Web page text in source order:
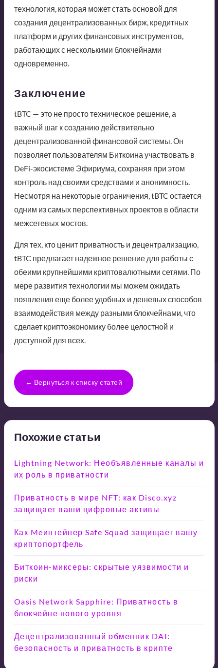
технология, которая может стать основой для
создания децентрализованных бирж, кредитных
платформ и других финансовых инструментов,
работающих с несколькими блокчейнами
одновременно.
Заключение
tBTC — это не просто техническое решение, а
важный шаг к созданию действительно
децентрализованной финансовой системы. Он
позволяет пользователям Биткоина участвовать в
DeFi-экосистеме Эфириума, сохраняя при этом
контроль над своими средствами и анонимность.
Несмотря на некоторые ограничения, tBTC остается
одним из самых перспективных проектов в области
межсетевых мостов.
Для тех, кто ценит приватность и децентрализацию,
tBTC предлагает надежное решение для работы с
обеими крупнейшими криптовалютными сетями. По
мере развития технологии мы можем ожидать
появления еще более удобных и дешевых способов
взаимодействия между разными блокчейнами, что
сделает криптоэкономику более целостной и
доступной для всех.
← Вернуться к списку статей
Похожие статьи
Lightning Network: Необъявленные каналы и
их роль в приватности
Приватность в мире NFT: как Disco.xyz
защищает ваши цифровые активы
Как Meинтейнер Safe Squad защищает вашу
криптопортфель
Биткоин-миксеры: скрытые уязвимости и
риски
Oasis Network Sapphire: Приватность в
блокчейне нового уровня
Децентрализованный обменник DAI:
безопасность и приватность в крипте